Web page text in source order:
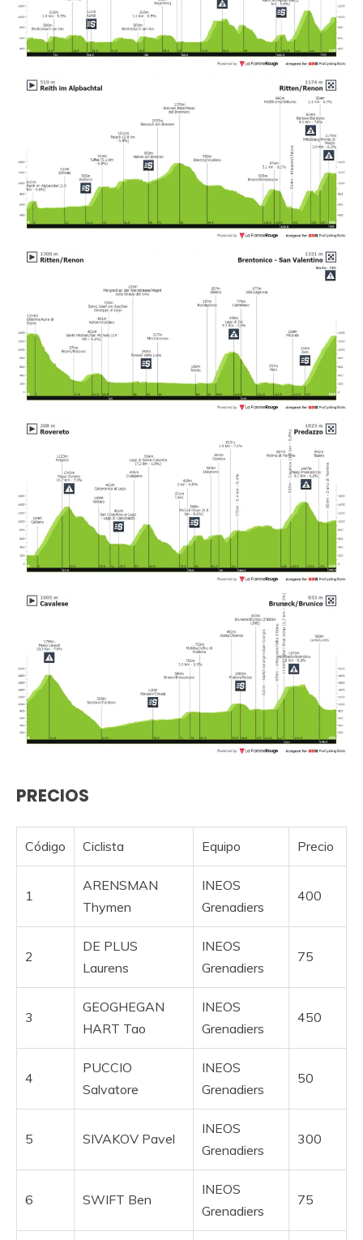
PRECIOS
Código Ciclista Equipo Precio
1
ARENSMAN
Thymen
INEOS
Grenadiers
400
2
DE PLUS
Laurens
INEOS
Grenadiers
75
3
GEOGHEGAN
HART Tao
INEOS
Grenadiers
450
4
PUCCIO
Salvatore
INEOS
Grenadiers
50
5 SIVAKOV Pavel
INEOS
Grenadiers
300
6 SWIFT Ben
INEOS
Grenadiers
75